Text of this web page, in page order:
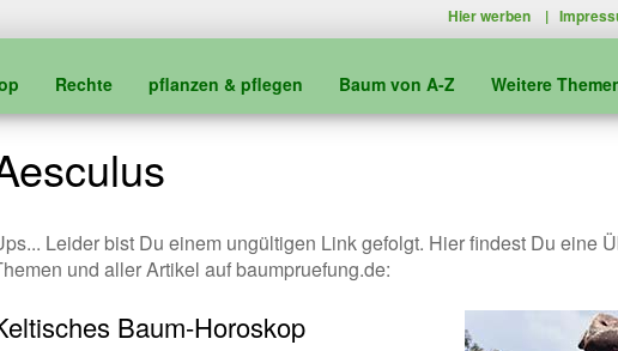
Hier werben |
Rechte pflanzen & pflegen Baum von A-Z Weitere
Leider bist Du einem ungültigen Link gefolgt. Hier findest Du eine
und aller Artikel auf baumpruefung.de:
Baum-Horoskop